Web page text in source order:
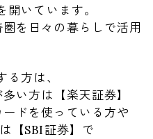
いています。
を日々の暮らしで活用
方は、
い方は【楽天証券】
ドを使っている方や
【SBI証券】で